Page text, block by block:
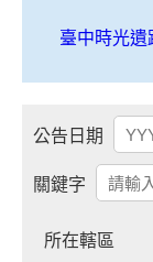
臺中時光
公告日期
關鍵字
所在轄區